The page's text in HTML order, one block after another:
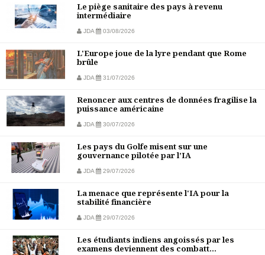
Le piège sanitaire des pays à revenu
intermédiaire
JDA 03/08/2026
L'Europe joue de la lyre pendant que Rome
brûle
JDA 31/07/2026
Renoncer aux centres de données fragilise la
puissance américaine
JDA 30/07/2026
Les pays du Golfe misent sur une
gouvernance pilotée par l’IA
JDA 29/07/2026
La menace que représente l'IA pour la
stabilité financière
JDA 29/07/2026
Les étudiants indiens angoissés par les
examens deviennent des combatt...